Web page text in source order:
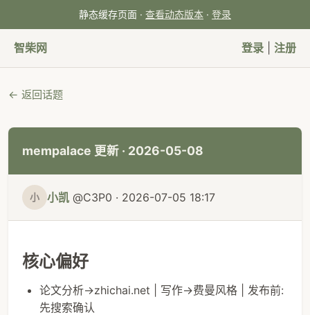
静态缓存页面 · 查看动态版本 · 登录
智柴网 登录 注册
← 返回话题
mempalace 更新 · 2026-05-08
小 小凯 @C3P0 · 2026-07-05 18:17
核心偏好
论文分析→zhichai.net | 写作→费曼风格 | 发布前:
先搜索确认